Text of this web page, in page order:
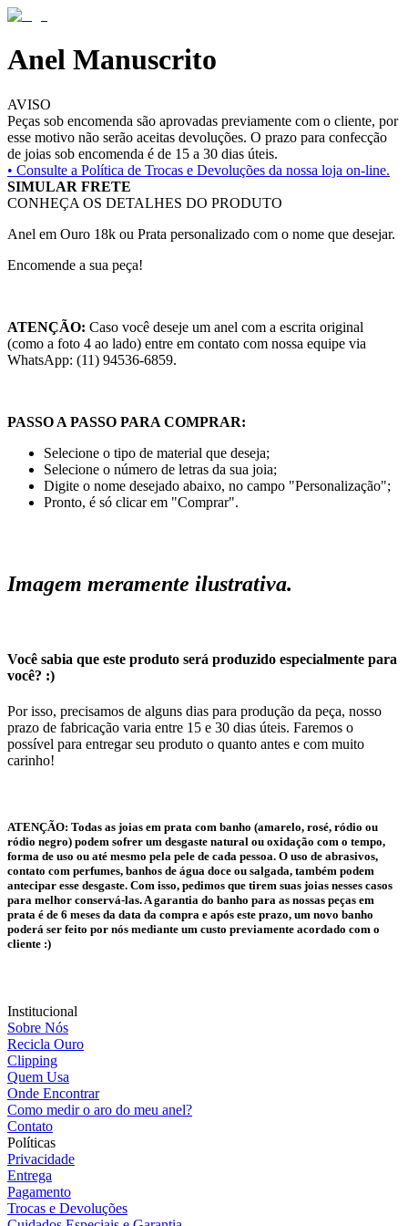
Anel Manuscrito
AVISO
Peças sob encomenda são aprovadas previamente com o cliente, por
esse motivo não serão aceitas devoluções. O prazo para confecção
de joias sob encomenda é de 15 a 30 dias úteis.
• Consulte a Política de Trocas e Devoluções da nossa loja on-line.
SIMULAR FRETE
CONHEÇA OS DETALHES DO PRODUTO
Anel em Ouro 18k ou Prata personalizado com o nome que desejar.
Encomende a sua peça!
ATENÇÃO: Caso você deseje um anel com a escrita original
(como a foto 4 ao lado) entre em contato com nossa equipe via
WhatsApp: (11) 94536-6859.
PASSO A PASSO PARA COMPRAR:
Selecione o tipo de material que deseja;
Selecione o número de letras da sua joia;
Digite o nome desejado abaixo, no campo "Personalização";
Pronto, é só clicar em "Comprar".
Imagem meramente ilustrativa.
Você sabia que este produto será produzido especialmente para
você? :)
Por isso, precisamos de alguns dias para produção da peça, nosso
prazo de fabricação varia entre 15 e 30 dias úteis. Faremos o
possível para entregar seu produto o quanto antes e com muito
carinho!
ATENÇÃO: Todas as joias em prata com banho (amarelo, rosé, ródio ou
ródio negro) podem sofrer um desgaste natural ou oxidação com o tempo,
forma de uso ou até mesmo pela pele de cada pessoa. O uso de abrasivos,
contato com perfumes, banhos de água doce ou salgada, também podem
antecipar esse desgaste. Com isso, pedimos que tirem suas joias nesses casos
para melhor conservá-las. A garantia do banho para as nossas peças em
prata é de 6 meses da data da compra e após este prazo, um novo banho
poderá ser feito por nós mediante um custo previamente acordado com o
cliente :)
Institucional
Sobre Nós
Recicla Ouro
Clipping
Quem Usa
Onde Encontrar
Como medir o aro do meu anel?
Contato
Políticas
Privacidade
Entrega
Pagamento
Trocas e Devoluções